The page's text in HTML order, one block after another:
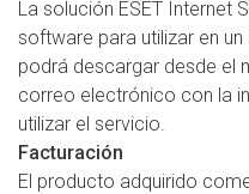
La solución ESET Internet
software para utilizar en
podrá descargar desde el
correo electrónico con la
utilizar el servicio.
Facturación
El producto adquirido